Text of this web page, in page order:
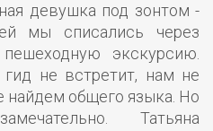
девушка под зонтом -
мы списались через
экскурсию.
гид не встретит, нам не
найдем общего языка. Но
Татьяна